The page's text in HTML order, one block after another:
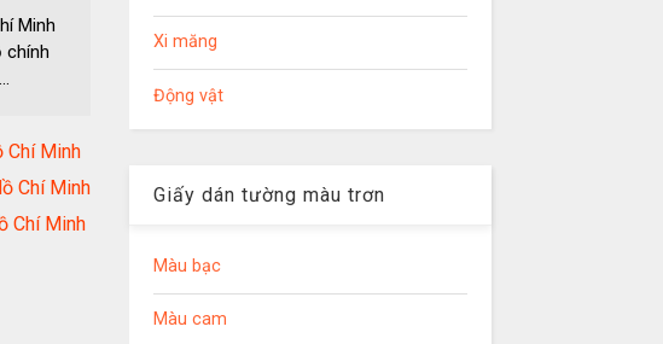
Minh
chính
Chí Minh
Chí Minh
Chí Minh
Xi măng
Động vật
Giấy dán tường màu trơn
Màu bạc
Màu cam